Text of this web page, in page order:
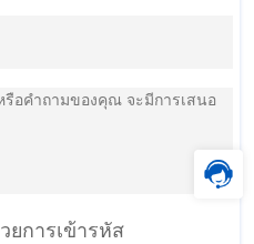
การเข้ารหัส